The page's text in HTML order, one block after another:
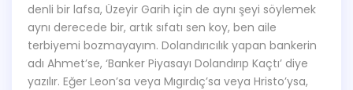
denli bir lafsa, Üzeyir Garih için de aynı şeyi söylemek
aynı derecede bir, artık sıfatı sen koy, ben aile
terbiyemi bozmayayım. Dolandırıcılık yapan bankerin
adı Ahmet’se, ‘Banker Piyasayı Dolandırıp Kaçtı’ diye
yazılır. Eğer Leon’sa veya Mıgırdıç’sa veya Hristo’ysa,